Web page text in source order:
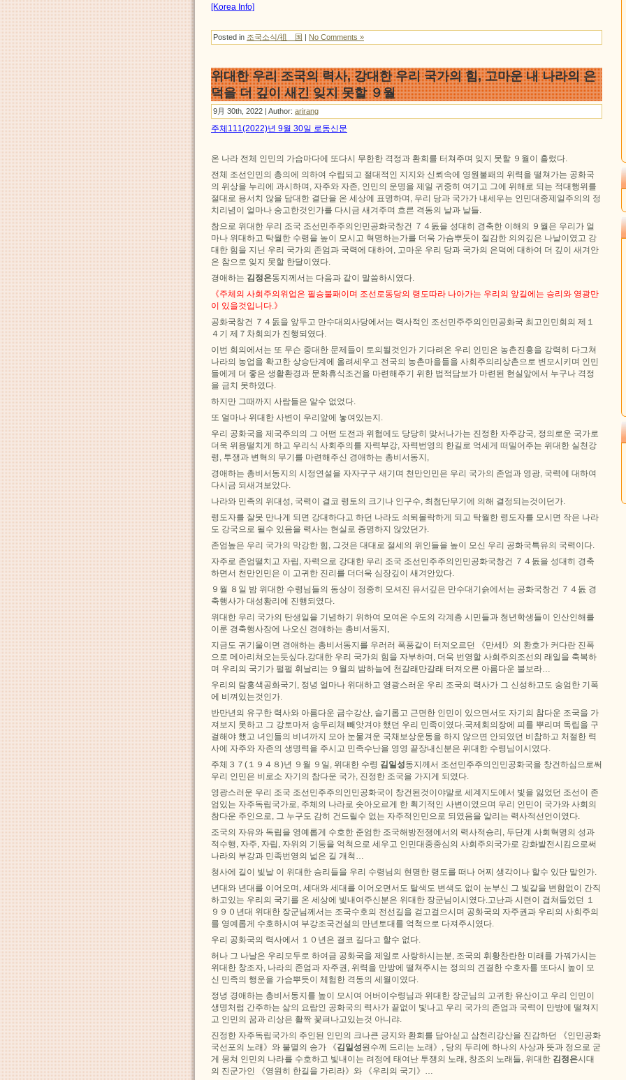
[Korea Info]
Posted in 조국소식/祖 国 | No Comments »
위대한 우리 조국의 력사, 강대한 우리 국가의 힘, 고마운 내 나라의 은
덕을 더 깊이 새긴 잊지 못할 ９월
9月 30th, 2022 | Author: arirang
주체111(2022)년 9월 30일 로동신문
온 나라 전체 인민의 가슴마다에 또다시 무한한 격정과 환희를 터쳐주며 잊지 못할 ９월이 흘렀다.
전체 조선인민의 총의에 의하여 수립되고 절대적인 지지와 신뢰속에 영원불패의 위력을 떨쳐가는 공화국
의 위상을 누리에 과시하며, 자주와 자존, 인민의 운명을 제일 귀중히 여기고 그에 위해로 되는 적대행위를
절대로 용서치 않을 담대한 결단을 온 세상에 표명하며, 우리 당과 국가가 내세우는 인민대중제일주의의 정
치리념이 얼마나 숭고한것인가를 다시금 새겨주며 흐른 격동의 날과 날들.
참으로 위대한 우리 조국 조선민주주의인민공화국창건 ７４돐을 성대히 경축한 이해의 ９월은 우리가 얼
마나 위대하고 탁월한 수령을 높이 모시고 혁명하는가를 더욱 가슴뿌듯이 절감한 의의깊은 나날이였고 강
대한 힘을 지닌 우리 국가의 존엄과 국력에 대하여, 고마운 우리 당과 국가의 은덕에 대하여 더 깊이 새겨안
은 참으로 잊지 못할 한달이였다.
경애하는 김정은동지께서는 다음과 같이 말씀하시였다.
《주체의 사회주의위업은 필승불패이며 조선로동당의 령도따라 나아가는 우리의 앞길에는 승리와 영광만
이 있을것입니다.》
공화국창건 ７４돐을 앞두고 만수대의사당에서는 력사적인 조선민주주의인민공화국 최고인민회의 제１
４기 제７차회의가 진행되였다.
이번 회의에서는 또 무슨 중대한 문제들이 토의될것인가 기다려온 우리 인민은 농촌진흥을 강력히 다그쳐
나라의 농업을 확고한 상승단계에 올려세우고 전국의 농촌마을들을 사회주의리상촌으로 변모시키며 인민
들에게 더 좋은 생활환경과 문화휴식조건을 마련해주기 위한 법적담보가 마련된 현실앞에서 누구나 격정
을 금치 못하였다.
하지만 그때까지 사람들은 알수 없었다.
또 얼마나 위대한 사변이 우리앞에 놓여있는지.
우리 공화국을 제국주의의 그 어떤 도전과 위협에도 당당히 맞서나가는 진정한 자주강국, 정의로운 국가로
더욱 위용떨치게 하고 우리식 사회주의를 자력부강, 자력번영의 한길로 억세게 떠밀어주는 위대한 실천강
령, 투쟁과 변혁의 무기를 마련해주신 경애하는 총비서동지,
경애하는 총비서동지의 시정연설을 자자구구 새기며 천만인민은 우리 국가의 존엄과 영광, 국력에 대하여
다시금 되새겨보았다.
나라와 민족의 위대성, 국력이 결코 령토의 크기나 인구수, 최첨단무기에 의해 결정되는것이던가.
령도자를 잘못 만나게 되면 강대하다고 하던 나라도 쇠퇴몰락하게 되고 탁월한 령도자를 모시면 작은 나라
도 강국으로 될수 있음을 력사는 현실로 증명하지 않았던가.
존엄높은 우리 국가의 막강한 힘, 그것은 대대로 절세의 위인들을 높이 모신 우리 공화국특유의 국력이다.
자주로 존엄떨치고 자립, 자력으로 강대한 우리 조국 조선민주주의인민공화국창건 ７４돐을 성대히 경축
하면서 천만인민은 이 고귀한 진리를 더더욱 심장깊이 새겨안았다.
９월 ８일 밤 위대한 수령님들의 동상이 정중히 모셔진 유서깊은 만수대기슭에서는 공화국창건 ７４돐 경
축행사가 대성황리에 진행되였다.
위대한 우리 국가의 탄생일을 기념하기 위하여 모여온 수도의 각계층 시민들과 청년학생들이 인산인해를
이룬 경축행사장에 나오신 경애하는 총비서동지,
지금도 귀기울이면 경애하는 총비서동지를 우러러 폭풍같이 터져오르던 《만세!》의 환호가 커다란 진폭
으로 메아리쳐오는듯싶다.강대한 우리 국가의 힘을 자부하며, 더욱 번영할 사회주의조선의 래일을 축복하
며 우리의 국기가 펄펄 휘날리는 ９월의 밤하늘에 천갈래만갈래 터져오른 아름다운 불보라…
우리의 람홍색공화국기, 정녕 얼마나 위대하고 영광스러운 우리 조국의 력사가 그 신성하고도 숭엄한 기폭
에 비껴있는것인가.
반만년의 유구한 력사와 아름다운 금수강산, 슬기롭고 근면한 인민이 있으면서도 자기의 참다운 조국을 가
져보지 못하고 그 강토마저 송두리채 빼앗겨야 했던 우리 민족이였다.국제회의장에 피를 뿌리며 독립을 구
걸해야 했고 녀인들의 비녀까지 모아 눈물겨운 국채보상운동을 하지 않으면 안되였던 비참하고 처절한 력
사에 자주와 자존의 생명력을 주시고 민족수난을 영영 끝장내신분은 위대한 수령님이시였다.
주체３７(１９４８)년 ９월 ９일, 위대한 수령 김일성동지께서 조선민주주의인민공화국을 창건하심으로써
우리 인민은 비로소 자기의 참다운 국가, 진정한 조국을 가지게 되였다.
영광스러운 우리 조국 조선민주주의인민공화국이 창건된것이야말로 세계지도에서 빛을 잃었던 조선이 존
엄있는 자주독립국가로, 주체의 나라로 솟아오르게 한 획기적인 사변이였으며 우리 인민이 국가와 사회의
참다운 주인으로, 그 누구도 감히 건드릴수 없는 자주적인민으로 되였음을 알리는 력사적선언이였다.
조국의 자유와 독립을 영예롭게 수호한 준엄한 조국해방전쟁에서의 력사적승리, 두단계 사회혁명의 성과
적수행, 자주, 자립, 자위의 기둥을 억척으로 세우고 인민대중중심의 사회주의국가로 강화발전시킴으로써
나라의 부강과 민족번영의 넓은 길 개척…
청사에 길이 빛날 이 위대한 승리들을 우리 수령님의 현명한 령도를 떠나 어찌 생각이나 할수 있단 말인가.
년대와 년대를 이어오며, 세대와 세대를 이어오면서도 탈색도 변색도 없이 눈부신 그 빛갈을 변함없이 간직
하고있는 우리의 국기를 온 세상에 빛내여주신분은 위대한 장군님이시였다.고난과 시련이 겹쳐들었던 １
９９０년대 위대한 장군님께서는 조국수호의 전선길을 걷고걸으시며 공화국의 자주권과 우리의 사회주의
를 영예롭게 수호하시여 부강조국건설의 만년토대를 억척으로 다져주시였다.
우리 공화국의 력사에서 １０년은 결코 길다고 할수 없다.
허나 그 나날은 우리모두로 하여금 공화국을 제일로 사랑하시는분, 조국의 휘황찬란한 미래를 가꿔가시는
위대한 창조자, 나라의 존엄과 자주권, 위력을 만방에 떨쳐주시는 정의의 견결한 수호자를 또다시 높이 모
신 민족의 행운을 가슴뿌듯이 체험한 격동의 세월이였다.
정녕 경애하는 총비서동지를 높이 모시여 어버이수령님과 위대한 장군님의 고귀한 유산이고 우리 인민이
생명처럼 간주하는 삶의 요람인 공화국의 력사가 끝없이 빛나고 우리 국가의 존엄과 국력이 만방에 떨쳐지
고 인민의 꿈과 리상은 활짝 꽃펴나고있는것 아니랴.
진정한 자주독립국가의 주인된 인민의 크나큰 긍지와 환희를 담아싣고 삼천리강산을 진감하던 《인민공화
국선포의 노래》와 불멸의 송가 《김일성원수께 드리는 노래》, 당의 두리에 하나의 사상과 뜻과 정으로 굳
게 뭉쳐 인민의 나라를 수호하고 빛내이는 려정에 태여난 투쟁의 노래, 창조의 노래들, 위대한 김정은시대
의 진군가인 《영원히 한길을 가리라》와 《우리의 국기》…